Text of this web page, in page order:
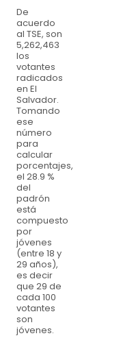
De
acuerdo
al TSE, son
5,262,463
los
votantes
radicados
en El
Salvador.
Tomando
ese
número
para
calcular
porcentajes,
el 28.9 %
del
padrón
está
compuesto
por
jóvenes
(entre 18 y
29 años),
es decir
que 29 de
cada 100
votantes
son
jóvenes.